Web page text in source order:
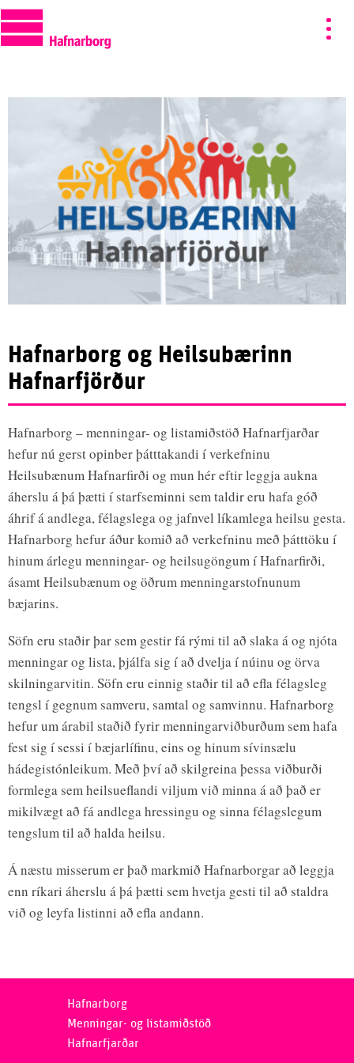
Hafnarborg og Heilsubærinn
Hafnarfjörður
Hafnarborg – menningar- og listamiðstöð Hafnarfjarðar
hefur nú gerst opinber þátttakandi í verkefninu
Heilsubænum Hafnarfirði og mun hér eftir leggja aukna
áherslu á þá þætti í starfseminni sem taldir eru hafa góð
áhrif á andlega, félagslega og jafnvel líkamlega heilsu gesta.
Hafnarborg hefur áður komið að verkefninu með þátttöku í
hinum árlegu menningar- og heilsugöngum í Hafnarfirði,
ásamt Heilsubænum og öðrum menningarstofnunum
bæjarins.
Söfn eru staðir þar sem gestir fá rými til að slaka á og njóta
menningar og lista, þjálfa sig í að dvelja í núinu og örva
skilningarvitin. Söfn eru einnig staðir til að efla félagsleg
tengsl í gegnum samveru, samtal og samvinnu. Hafnarborg
hefur um árabil staðið fyrir menningarviðburðum sem hafa
fest sig í sessi í bæjarlífinu, eins og hinum sívinsælu
hádegistónleikum. Með því að skilgreina þessa viðburði
formlega sem heilsueflandi viljum við minna á að það er
mikilvægt að fá andlega hressingu og sinna félagslegum
tengslum til að halda heilsu.
Á næstu misserum er það markmið Hafnarborgar að leggja
enn ríkari áherslu á þá þætti sem hvetja gesti til að staldra
við og leyfa listinni að efla andann.
Hafnarborg
Menningar- og listamiðstöð
Hafnarfjarðar